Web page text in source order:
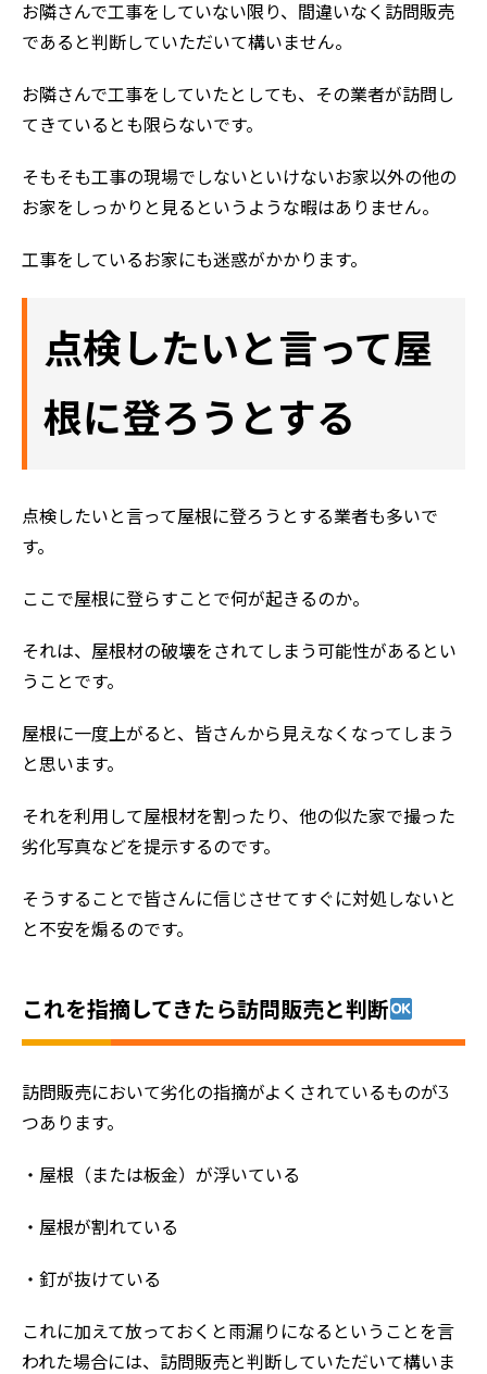
お隣さんで工事をしていない限り、間違いなく訪問販売
であると判断していただいて構いません。
お隣さんで工事をしていたとしても、その業者が訪問し
てきているとも限らないです。
そもそも工事の現場でしないといけないお家以外の他の
お家をしっかりと見るというような暇はありません。
工事をしているお家にも迷惑がかかります。
点検したいと言って屋
根に登ろうとする
点検したいと言って屋根に登ろうとする業者も多いで
す。
ここで屋根に登らすことで何が起きるのか。
それは、屋根材の破壊をされてしまう可能性があるとい
うことです。
屋根に一度上がると、皆さんから見えなくなってしまう
と思います。
それを利用して屋根材を割ったり、他の似た家で撮った
劣化写真などを提示するのです。
そうすることで皆さんに信じさせてすぐに対処しないと
と不安を煽るのです。
これを指摘してきたら訪問販売と判断
訪問販売において劣化の指摘がよくされているものが3
つあります。
・屋根（または板金）が浮いている
・屋根が割れている
・釘が抜けている
これに加えて放っておくと雨漏りになるということを言
われた場合には、訪問販売と判断していただいて構いま